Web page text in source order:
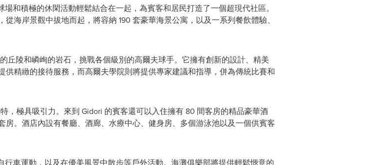
和積極的休閑活動輕鬆結合在一起，為賓客和居民打造了一個超現代社區。
海岸景觀中拔地而起，將容納 190 套豪華海景公寓，以及一系列餐飲體驗、
丘陵和嶙峋的岩石，挑戰各個級別的高爾夫球手。它擁有創新的設計、精美
精緻的接待服務，而高爾夫學院則將提供專家建議和指導，併為傳統比賽和
，極具吸引力。來到 Gidori 的賓客還可以入住擁有 80 間客房的精品豪華酒
。酒店內設有餐廳、酒廊、水療中心、健身房、多個游泳池以及一個供賓客
車運動，以及在優美風景中散步等戶外活動。海灘俱樂部將提供輕鬆愜意的